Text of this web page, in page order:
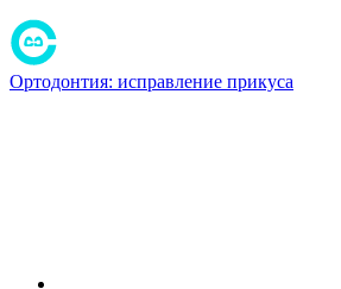
Ортодонтия: исправление прикуса